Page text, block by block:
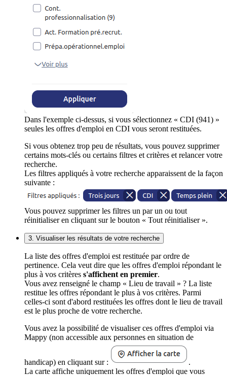
Dans l'exemple ci-dessus, si vous sélectionnez « CDI (941) »
seules les offres d'emploi en CDI vous seront restituées.
Si vous obtenez trop peu de résultats, vous pouvez supprimer
certains mots-clés ou certains filtres et critères et relancer votre
recherche.
Les filtres appliqués à votre recherche apparaissent de la façon
suivante :
Vous pouvez supprimer les filtres un par un ou tout
réinitialiser en cliquant sur le bouton « Tout réinitialiser ».
3. Visualiser les résultats de votre recherche
La liste des offres d'emploi est restituée par ordre de
pertinence. Cela veut dire que les offres d'emploi répondant le
plus à vos critères s'affichent en premier.
Vous avez renseigné le champ « Lieu de travail » ? La liste
restitue les offres répondant le plus à vos critères. Parmi
celles-ci sont d'abord restituées les offres dont le lieu de travail
est le plus proche de votre recherche.
Vous avez la possibilité de visualiser ces offres d'emploi via
Mappy (non accessible aux personnes en situation de
handicap) en cliquant sur :
.
La carte affiche uniquement les offres d'emploi que vous